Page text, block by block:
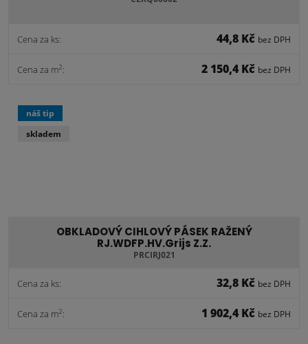
Cena za ks: 44,8 Kč bez DPH
Cena za m2: 2 150,4 Kč bez DPH
OBKLADOVÝ CIHLOVÝ PÁSEK RAŽENÝ
RJ.WDFP.HV.Grijs Z.Z.
PRCIRJ021
Cena za ks: 32,8 Kč bez DPH
Cena za m2: 1 902,4 Kč bez DPH
náš tip
skladem